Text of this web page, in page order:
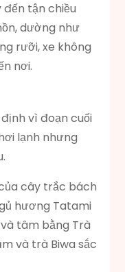
đến tận chiều
dường như
rưỡi, xe không
nơi.
vì đoạn cuối
lạnh nhưng
cây trắc bách
hương Tatami
tâm bằng Trà
và trà Biwa sắc